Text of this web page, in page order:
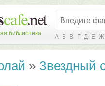
библиотека А Б В Г Д Е Ж
» Звездный